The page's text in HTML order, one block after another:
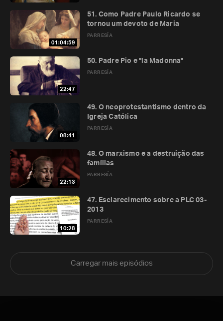
01:04:59
PARRESÍA
51. Como Padre Paulo Ricardo se
tornou um devoto de Maria
22:47
PARRESÍA
50. Padre Pio e "la Madonna"
08:41
PARRESÍA
49. O neoprotestantismo dentro da
Igreja Católica
22:13
PARRESÍA
48. O marxismo e a destruição das
famílias
10:28
PARRESÍA
47. Esclarecimento sobre a PLC 03-
2013
Carregar mais episódios